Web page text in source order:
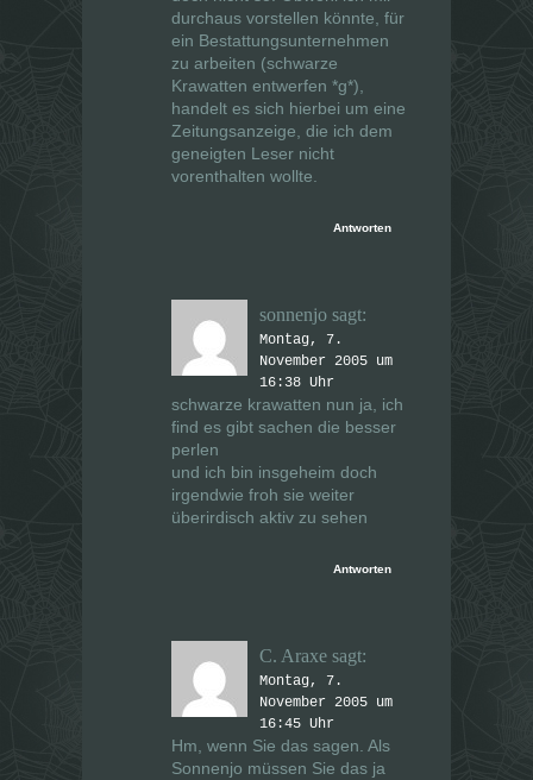
durchaus vorstellen könnte, für
ein Bestattungsunternehmen
zu arbeiten (schwarze
Krawatten entwerfen *g*),
handelt es sich hierbei um eine
Zeitungsanzeige, die ich dem
geneigten Leser nicht
vorenthalten wollte.
Antworten
sonnenjo sagt:
Montag, 7.
November 2005 um
16:38 Uhr
schwarze krawatten nun ja, ich
find es gibt sachen die besser
perlen
und ich bin insgeheim doch
irgendwie froh sie weiter
überirdisch aktiv zu sehen
Antworten
C. Araxe sagt:
Montag, 7.
November 2005 um
16:45 Uhr
Hm, wenn Sie das sagen. Als
Sonnenjo müssen Sie das ja